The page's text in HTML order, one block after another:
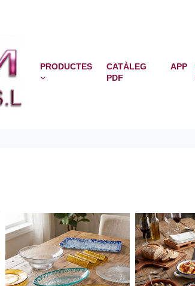
PRODUCTES
CATÀLEG
PDF
APP